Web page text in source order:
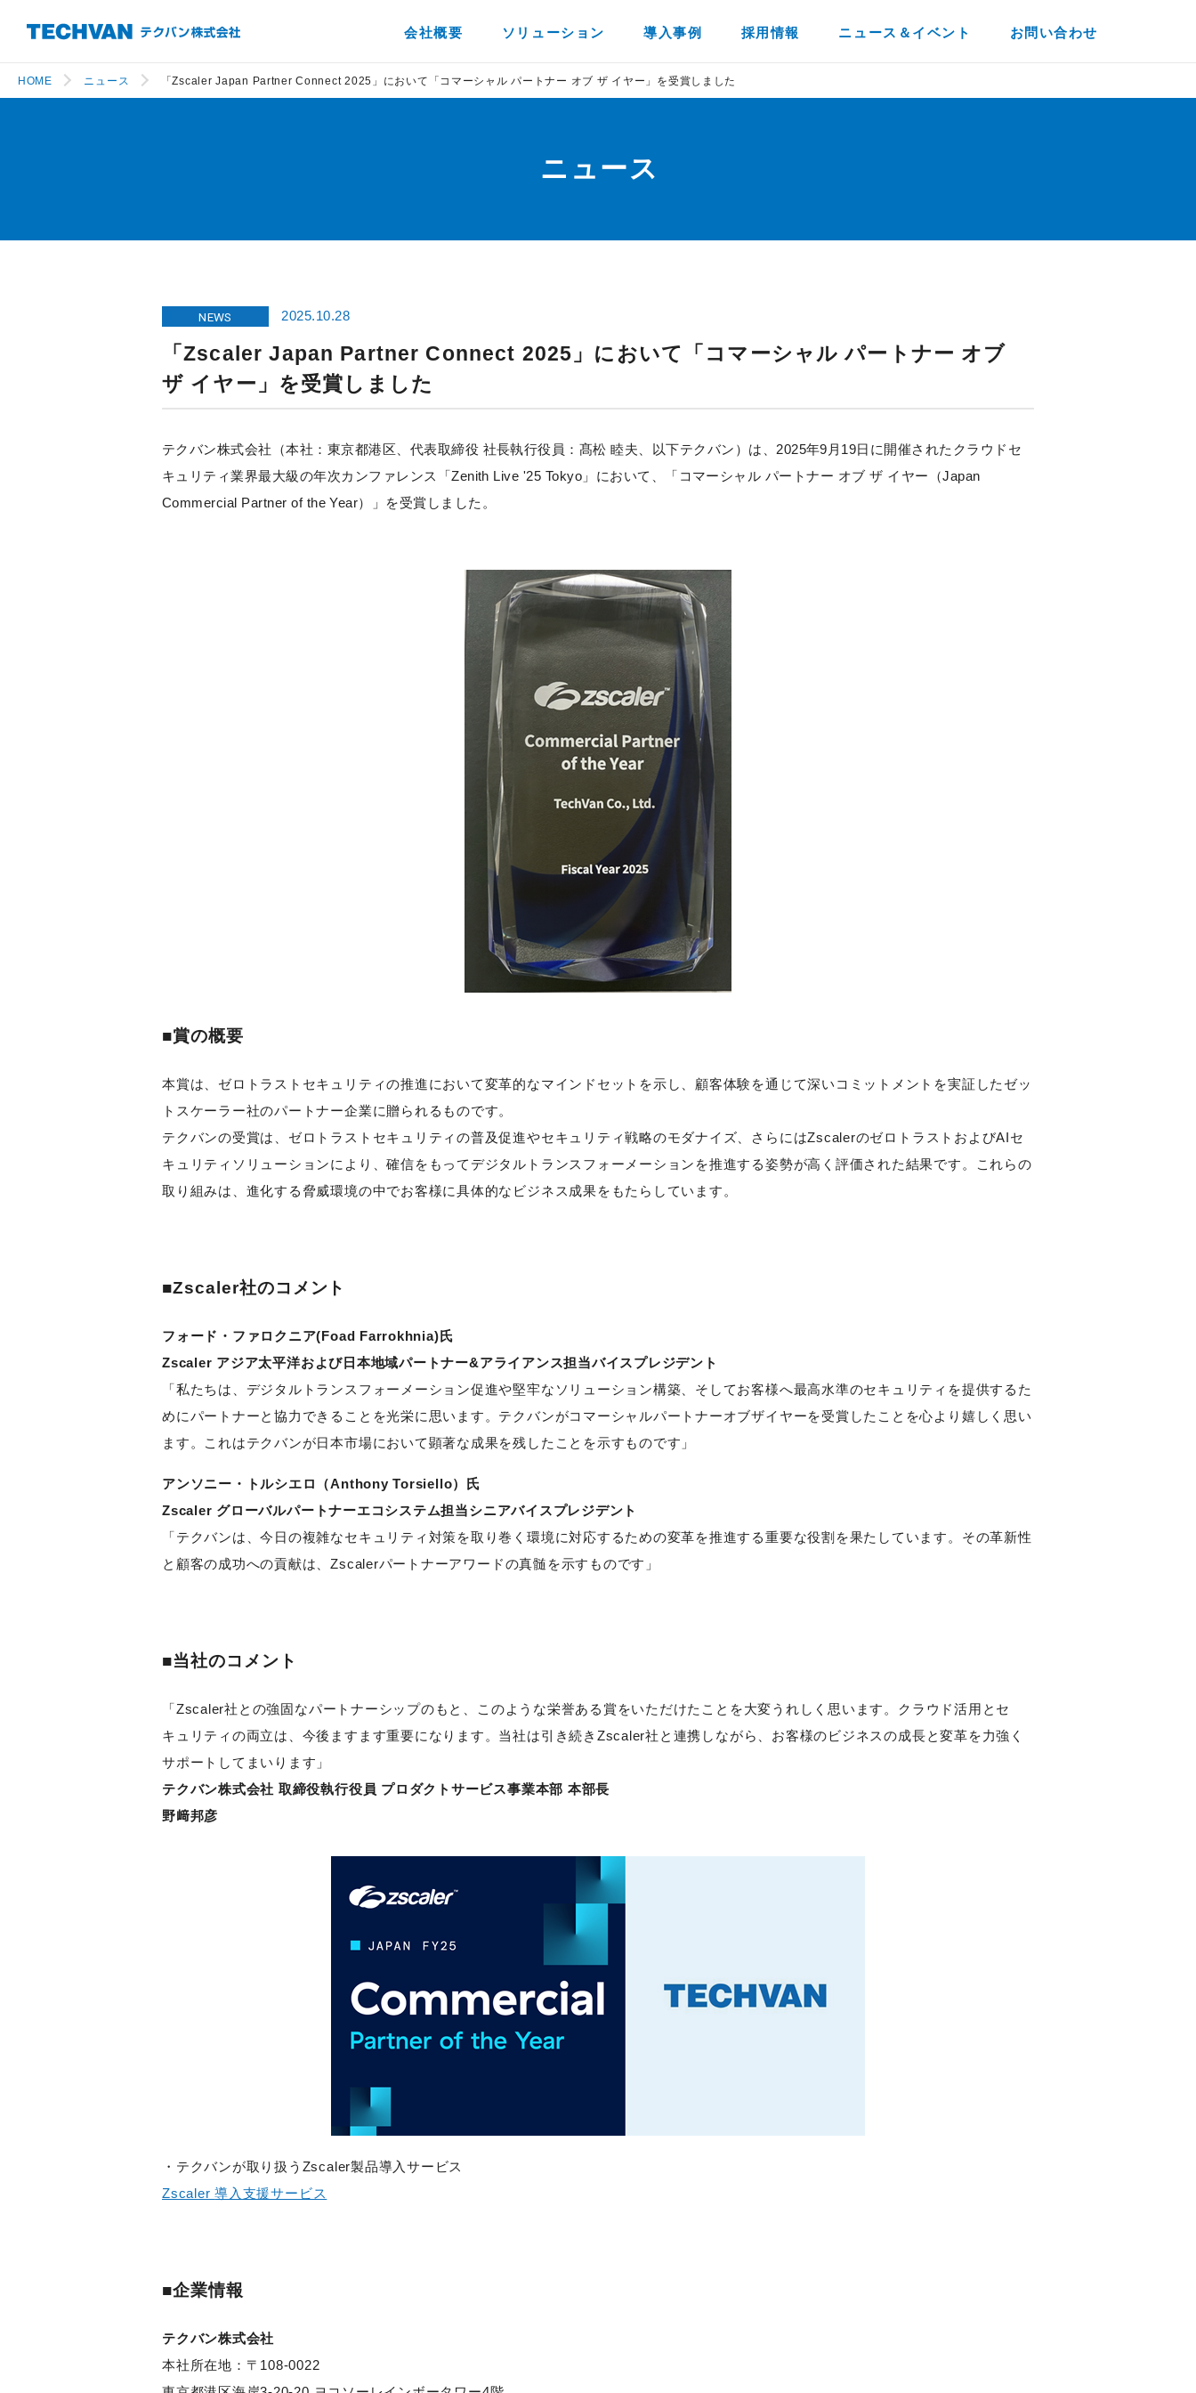
会社概要 ソリューション 導入事例 採用情報 ニュース＆イベント お問い合わせ
HOME ニュース 「Zscaler Japan Partner Connect 2025」において「コマーシャル パートナー オブ ザ イヤー」を受賞しました
ニュース
NEWS 2025.10.28
「Zscaler Japan Partner Connect 2025」において「コマーシャル パートナー オブ
ザ イヤー」を受賞しました
テクバン株式会社（本社：東京都港区、代表取締役 社長執行役員：髙松 睦夫、以下テクバン）は、2025年9月19日に開催されたクラウドセ
キュリティ業界最大級の年次カンファレンス「Zenith Live '25 Tokyo」において、「コマーシャル パートナー オブ ザ イヤー（Japan
Commercial Partner of the Year）」を受賞しました。
■賞の概要
本賞は、ゼロトラストセキュリティの推進において変革的なマインドセットを示し、顧客体験を通じて深いコミットメントを実証したゼッ
トスケーラー社のパートナー企業に贈られるものです。
テクバンの受賞は、ゼロトラストセキュリティの普及促進やセキュリティ戦略のモダナイズ、さらにはZscalerのゼロトラストおよびAIセ
キュリティソリューションにより、確信をもってデジタルトランスフォーメーションを推進する姿勢が高く評価された結果です。これらの
取り組みは、進化する脅威環境の中でお客様に具体的なビジネス成果をもたらしています。
■Zscaler社のコメント
フォード・ファロクニア(Foad Farrokhnia)氏
Zscaler アジア太平洋および日本地域パートナー&アライアンス担当バイスプレジデント
「私たちは、デジタルトランスフォーメーション促進や堅牢なソリューション構築、そしてお客様へ最高水準のセキュリティを提供するた
めにパートナーと協力できることを光栄に思います。テクバンがコマーシャルパートナーオブザイヤーを受賞したことを心より嬉しく思い
ます。これはテクバンが日本市場において顕著な成果を残したことを示すものです」
アンソニー・トルシエロ（Anthony Torsiello）氏
Zscaler グローバルパートナーエコシステム担当シニアバイスプレジデント
「テクバンは、今日の複雑なセキュリティ対策を取り巻く環境に対応するための変革を推進する重要な役割を果たしています。その革新性
と顧客の成功への貢献は、Zscalerパートナーアワードの真髄を示すものです」
■当社のコメント
「Zscaler社との強固なパートナーシップのもと、このような栄誉ある賞をいただけたことを大変うれしく思います。クラウド活用とセ
キュリティの両立は、今後ますます重要になります。当社は引き続きZscaler社と連携しながら、お客様のビジネスの成長と変革を力強く
サポートしてまいります」
テクバン株式会社 取締役執行役員 プロダクトサービス事業本部 本部長
野﨑邦彦
・テクバンが取り扱う Zscaler製品導入サービス
Zscaler導入支援サービス
■企業情報
テクバン株式会社
本社所在地：〒108-0022